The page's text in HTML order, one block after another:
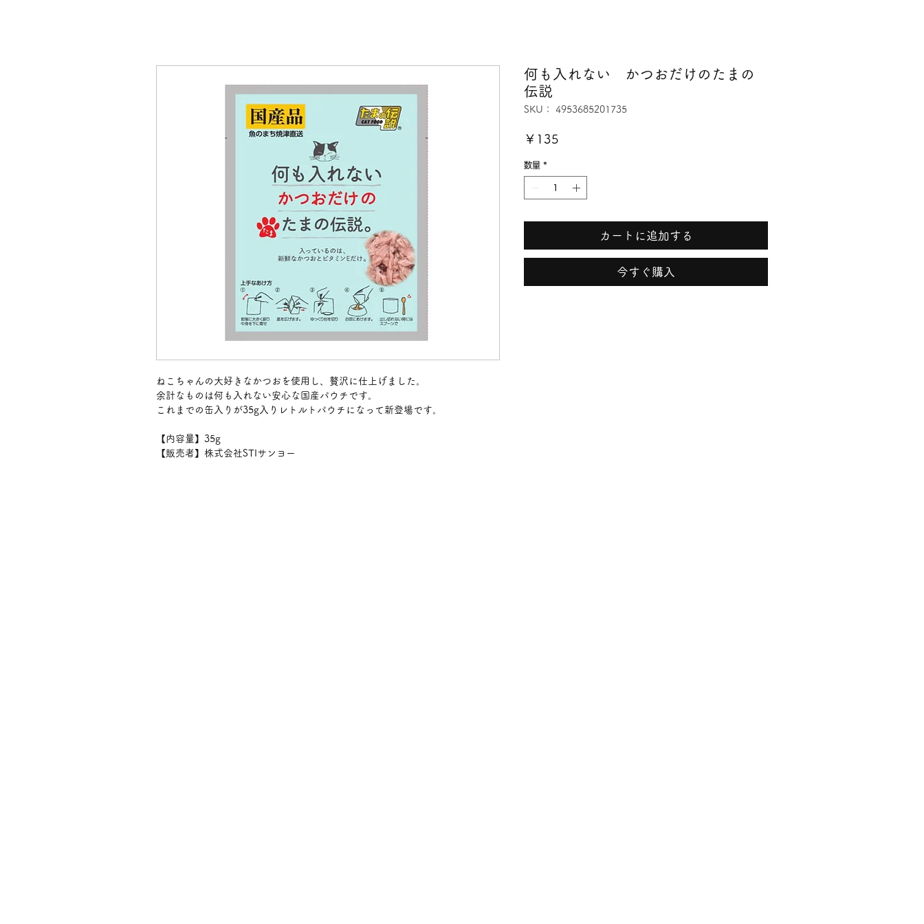
ねこちゃんの大好きなかつおを使用し、贅沢に仕上げました。
余計なものは何も入れない安心な国産パウチです。
これまでの缶入りが35g入りレトルトパウチになって新登場です。
【内容量】35g
【販売者】株式会社STIサンヨー
何も入れない かつおだけのたまの
伝説
SKU： 4953685201735
￥135
数量 *
カートに追加する
今すぐ購入